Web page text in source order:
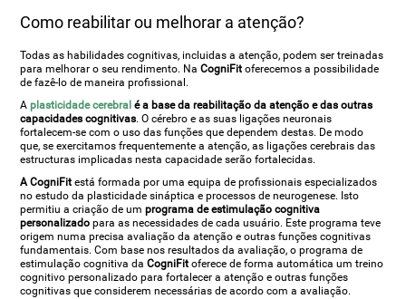
Como reabilitar ou melhorar a atenção?
Todas as habilidades cognitivas, incluidas a atenção, podem ser treinadas
para melhorar o seu rendimento. NaCogniFit oferecemos a possibilidade
de fazê-lo de maneira profissional.
Aplasticidade cerebral é a base da reabilitação da atenção e das outras
capacidades cognitivas. O cérebro e as suas ligações neuronais
fortalecem-se com o uso das funções que dependem destas. De modo
que, se exercitamos frequentemente a atenção, as ligações cerebrais das
estructuras implicadas nesta capacidade serão fortalecidas.
A CogniFit está formada por uma equipa de profissionais especializados
no estudo da plasticidade sináptica e processos de neurogenese. Isto
permitiu a criação de umprograma de estimulação cognitiva
personalizado para as necessidades de cada usuário. Este programa teve
origem numa precisa avaliação da atenção e outras funções cognitivas
fundamentais. Com base nos resultados da avaliação, o programa de
estimulação cognitiva daCogniFit oferece de forma automática um treino
cognitivo personalizado para fortalecer a atenção e outras funções
cognitivas que considerem necessárias de acordo com a avaliação.